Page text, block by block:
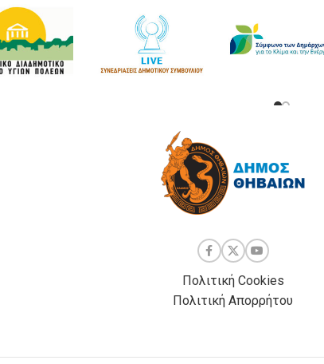
Πολιτική Cookies
Πολιτική Απορρήτου